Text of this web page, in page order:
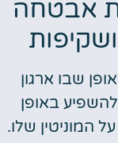
אבטחה
שבו ארגון
באופן
המוניטין שלו.